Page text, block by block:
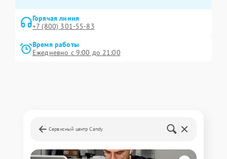
Горячая линия
+7 (800) 301-55-83
Время работы
Ежедневно с 9:00 до 21:00
Сервисный центр Candy